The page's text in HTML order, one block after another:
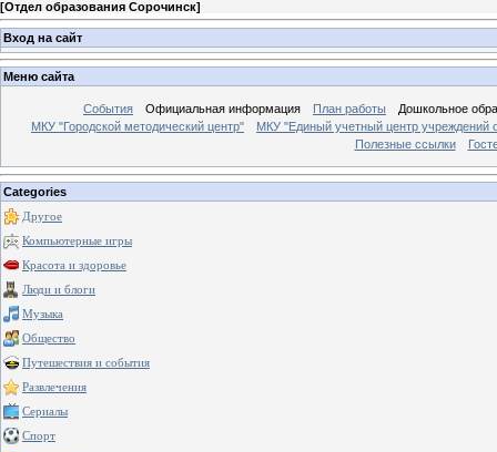
[Отдел образования Сорочинск]
Вход на сайт
Меню сайта
События Официальная информация План работы
Дошкольное
МКУ "Городской методический центр"
МКУ "Единый учетный центр учреждений
Полезные ссылки
Categories
Другое
Компьютерные игры
Красота и здоровье
Люди и блоги
Музыка
Общество
Путешествия и события
Развлечения
Сериалы
Спорт